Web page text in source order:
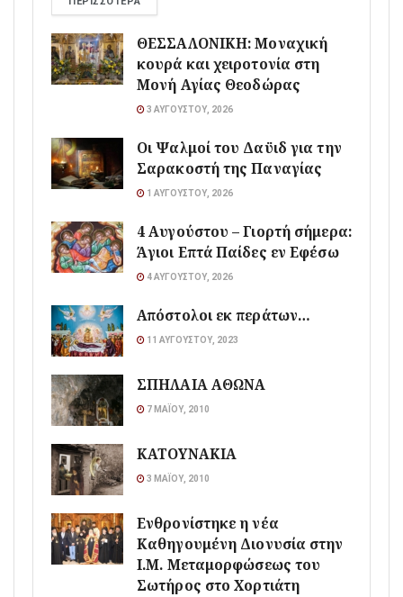
ΘΕΣΣΑΛΟΝΙΚΗ: Μοναχική
κουρά και χειροτονία στη
Μονή Αγίας Θεοδώρας
3 ΑΥΓΟΎΣΤΟΥ, 2026
Οι Ψαλμοί του Δαϋιδ για την
Σαρακοστή της Παναγίας
1 ΑΥΓΟΎΣΤΟΥ, 2026
4 Αυγούστου – Γιορτή σήμερα:
Άγιοι Επτά Παίδες εν Εφέσω
4 ΑΥΓΟΎΣΤΟΥ, 2026
Απόστολοι εκ περάτων…
11 ΑΥΓΟΎΣΤΟΥ, 2023
ΣΠΗΛΑΙΑ ΑΘΩΝΑ
7 ΜΑΪ́ΟΥ, 2010
ΚΑΤΟΥΝΑΚΙΑ
3 ΜΑΪ́ΟΥ, 2010
Ενθρονίστηκε η νέα
Καθηγουμένη Διονυσία στην
Ι.Μ. Μεταμορφώσεως του
Σωτήρος στο Χορτιάτη